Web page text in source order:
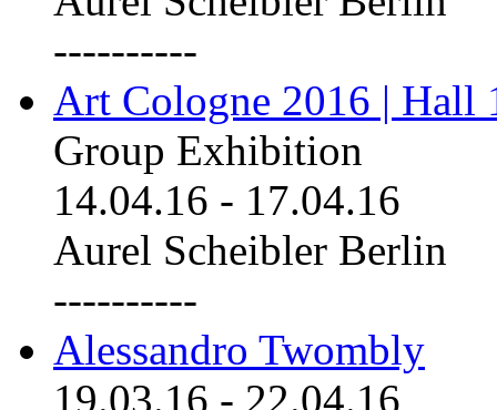
----------
Art Cologne 2016 | Hall
Group Exhibition
14.04.16 - 17.04.16
Aurel Scheibler Berlin
----------
Alessandro Twombly
19.03.16 - 22.04.16